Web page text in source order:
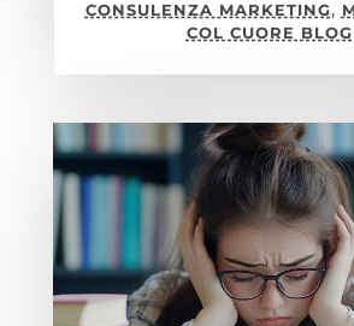
CONSULENZA MARKETING,
COL CUORE BLOG